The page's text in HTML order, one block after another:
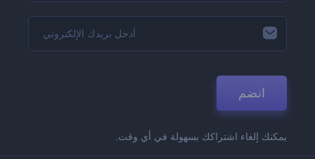
انضم
يمكنك إلغاء اشتراكك بسهولة في أي وقت.